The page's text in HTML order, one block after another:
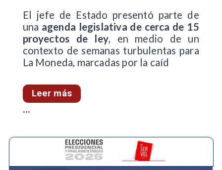
El jefe de Estado presentó parte de
una agenda legislativa de cerca de 15
proyectos de ley, en medio de un
contexto de semanas turbulentas para
La Moneda, marcadas por la caíd
Leer más
...